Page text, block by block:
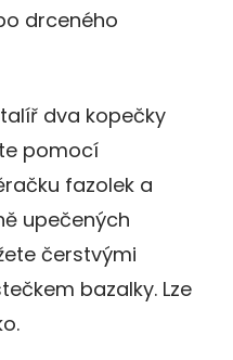
drceného
dva kopečky
pomocí
fazolek a
upečených
čerstvými
bazalky. Lze